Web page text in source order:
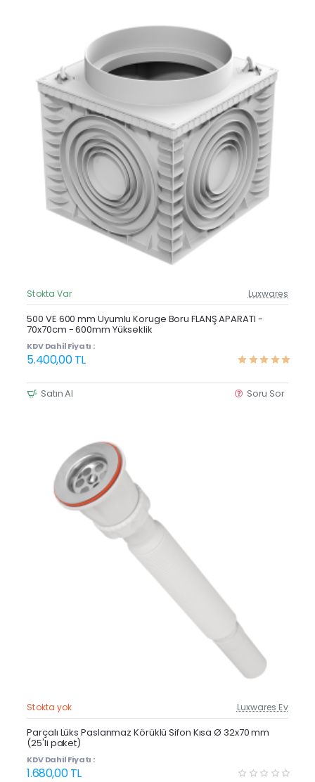
Güncel Fiyat
Stokta Var Luxwares
500 VE 600 mm Uyumlu Koruge Boru FLANŞ APARATI -
70x70cm - 600mm Yükseklik
KDV Dahil Fiyatı :
5.400,00 TL
Satın Al Soru Sor
Güncel Fiyat
Yeni Ürün
Stokta yok Luxwares Ev
Parçalı Lüks Paslanmaz Körüklü Sifon Kısa Ø 32x70 mm
(25'li paket)
KDV Dahil Fiyatı :
1.680,00 TL